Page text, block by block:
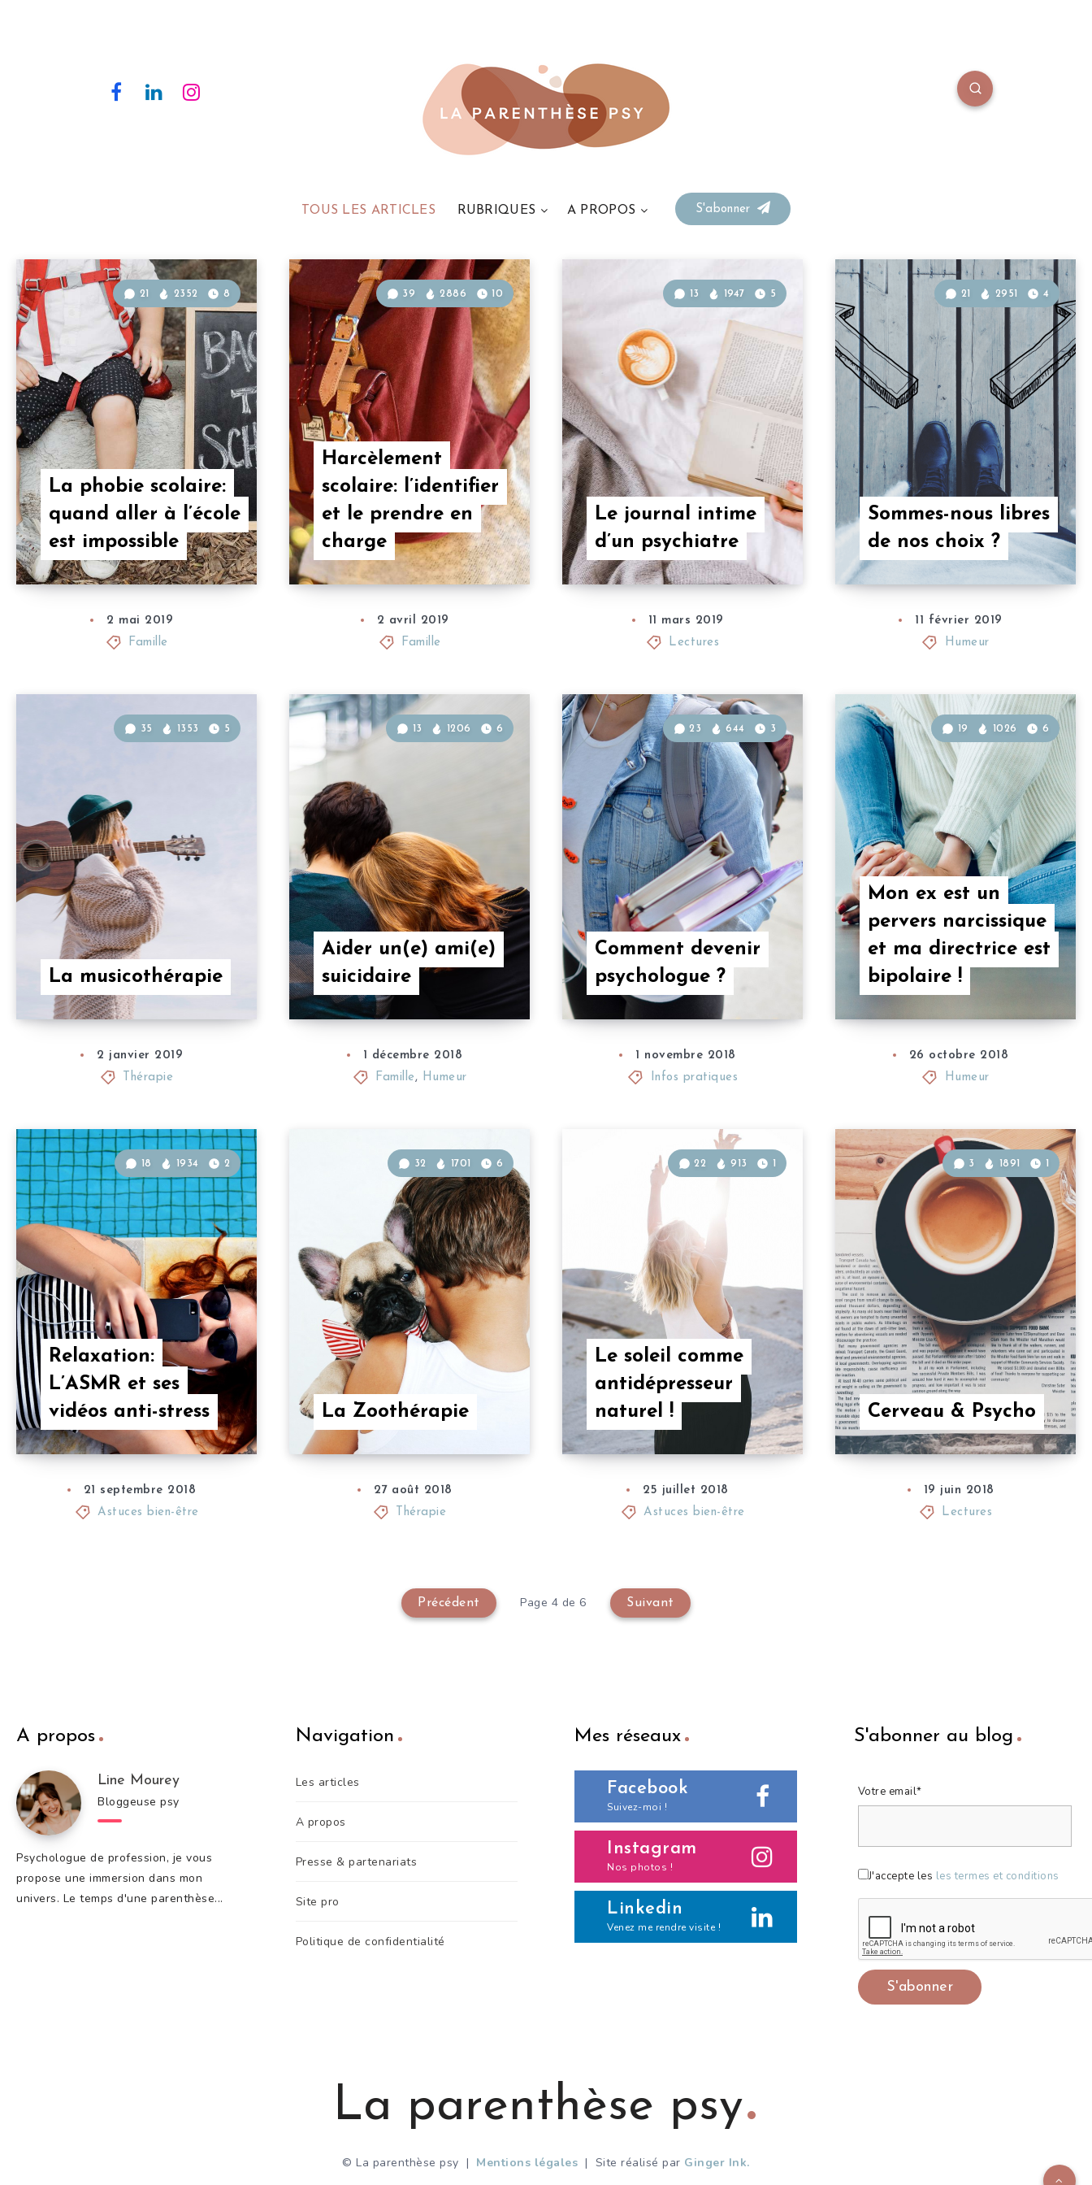
TOUS LES ARTICLES RUBRIQUES A PROPOS S'abonner
La phobie scolaire:
quand aller à l’école
est impossible
21 2352 8
2 mai 2019
Famille
Harcèlement
scolaire: l’identifier
et le prendre en
charge
39 2886 10
2 avril 2019
Famille
Le journal intime
d’un psychiatre
13 1947 5
11 mars 2019
Lectures
Sommes-nous libres
de nos choix ?
21 2951 4
11 février 2019
Humeur
La musicothérapie
35 1353 5
2 janvier 2019
Thérapie
Aider un(e) ami(e)
suicidaire
13 1206 6
1 décembre 2018
Famille, Humeur
Comment devenir
psychologue ?
23 644 3
1 novembre 2018
Infos pratiques
Mon ex est un
pervers narcissique
et ma directrice est
bipolaire !
19 1026 6
26 octobre 2018
Humeur
Relaxation:
L’ASMR et ses
vidéos anti-stress
18 1934 2
21 septembre 2018
Astuces bien-être
La Zoothérapie
32 1701 6
27 août 2018
Thérapie
Le soleil comme
antidépresseur
naturel !
22 913 1
25 juillet 2018
Astuces bien-être
Cerveau & Psycho
3 1891 1
19 juin 2018
Lectures
Précédent Page 4 de 6 Suivant
A propos
Line Mourey
Bloggeuse psy
Psychologue de profession, je vous
propose une immersion dans mon
univers. Le temps d'une parenthèse...
Navigation
Les articles
A propos
Presse & partenariats
Site pro
Politique de confidentialité
Mes réseaux
Facebook
Suivez-moi !
Instagram
Nos photos !
Linkedin
Venez me rendre visite !
S'abonner au blog
Votre email*
J'accepte les les termes et conditions
La parenthèse psy
© La parenthèse psy | Mentions légales | Site réalisé par Ginger Ink.